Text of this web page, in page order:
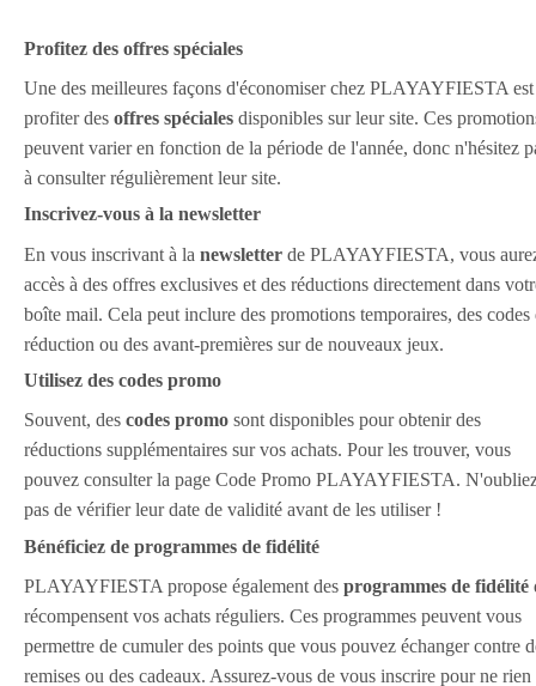
Profitez des offres spéciales
Une des meilleures façons d'économiser chez PLAYAYFIESTA est
profiter des offres spéciales disponibles sur leur site. Ces
peuvent varier en fonction de la période de l'année, donc n'hésitez
à consulter régulièrement leur site.
Inscrivez-vous à la newsletter
En vous inscrivant à la newsletter de PLAYAYFIESTA, vous
accès à des offres exclusives et des réductions directement dans
boîte mail. Cela peut inclure des promotions temporaires, des codes
réduction ou des avant-premières sur de nouveaux jeux.
Utilisez des codes promo
Souvent, des codes promo sont disponibles pour obtenir des
réductions supplémentaires sur vos achats. Pour les trouver, vous
pouvez consulter la page Code Promo PLAYAYFIESTA.
pas de vérifier leur date de validité avant de les utiliser !
Bénéficiez de programmes de fidélité
PLAYAYFIESTA propose également des programmes de fidélité
récompensent vos achats réguliers. Ces programmes peuvent vous
permettre de cumuler des points que vous pouvez échanger contre
remises ou des cadeaux. Assurez-vous de vous inscrire pour ne rien